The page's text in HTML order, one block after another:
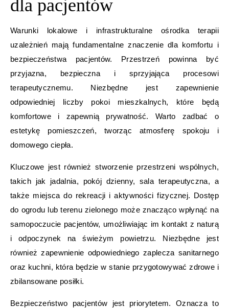
dla pacjentów
Warunki lokalowe i infrastrukturalne ośrodka terapii
uzależnień mają fundamentalne znaczenie dla komfortu i
bezpieczeństwa pacjentów. Przestrzeń powinna być
przyjazna, bezpieczna i sprzyjająca procesowi
terapeutycznemu. Niezbędne jest zapewnienie
odpowiedniej liczby pokoi mieszkalnych, które będą
komfortowe i zapewnią prywatność. Warto zadbać o
estetykę pomieszczeń, tworząc atmosferę spokoju i
domowego ciepła.
Kluczowe jest również stworzenie przestrzeni wspólnych,
takich jak jadalnia, pokój dzienny, sala terapeutyczna, a
także miejsca do rekreacji i aktywności fizycznej. Dostęp
do ogrodu lub terenu zielonego może znacząco wpłynąć na
samopoczucie pacjentów, umożliwiając im kontakt z naturą
i odpoczynek na świeżym powietrzu. Niezbędne jest
również zapewnienie odpowiedniego zaplecza sanitarnego
oraz kuchni, która będzie w stanie przygotowywać zdrowe i
zbilansowane posiłki.
Bezpieczeństwo pacjentów jest priorytetem. Oznacza to